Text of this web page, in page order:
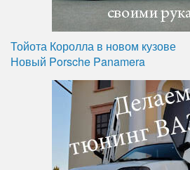
Тойота Королла в новом кузове
Новый Porsche Panamera